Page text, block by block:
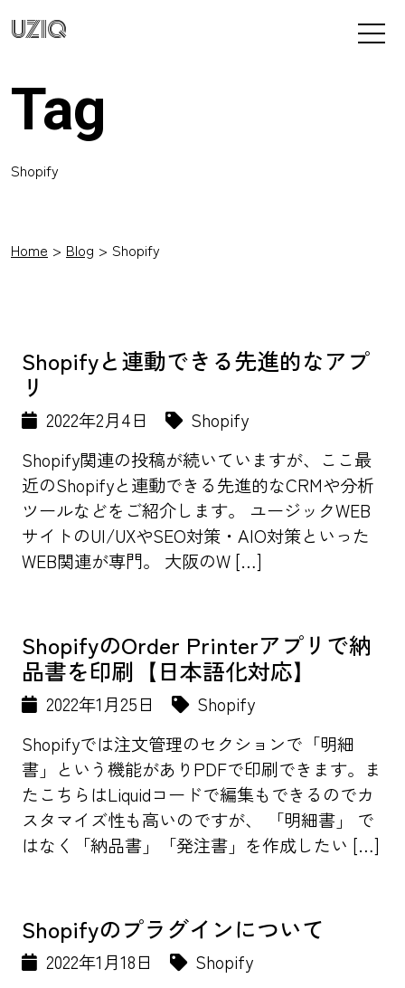
UZIQ
Tag
Shopify
Home Blog Shopify
Shopifyと連動できる先進的なアプ
リ
2022年2月4日
Shopify
Shopify関連の投稿が続いていますが、ここ最
近のShopifyと連動できる先進的なCRMや分析
ツールなどをご紹介します。 ユージックWEB
サイトのUI/UXやSEO対策・AIO対策といった
WEB関連が専門。 大阪のW […]
ShopifyのOrder Printerアプリで納
品書を印刷【日本語化対応】
2022年1月25日
Shopify
Shopifyでは注文管理のセクションで「明細
書」という機能がありPDFで印刷できます。ま
たこちらはLiquidコードで編集もできるのでカ
スタマイズ性も高いのですが、 「明細書」 で
はなく「納品書」「発注書」を作成したい […]
Shopifyのプラグインについて
2022年1月18日
Shopify